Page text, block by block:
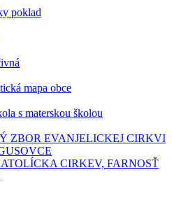
poklad
mapa obce
s materskou školou
ZBOR EVANJELICKEJ CIRKVI
CIRKEV, FARNOSŤ